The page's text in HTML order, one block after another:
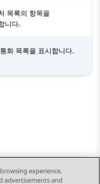
목록의 항목을
니다.
화 목록을 표시합니다.
experience,
advertisements and